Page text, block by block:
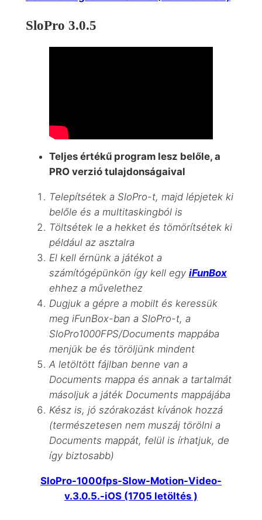
SloPro 3.0.5
Teljes értékű program lesz belőle, a
PRO verzió tulajdonságaival
Telepítsétek a SloPro-t, majd lépjetek ki
belőle és a multitaskingból is
Töltsétek le a hekket és tömörítsétek ki
például az asztalra
El kell érnünk a játékot a
számítógépünkön így kell egy iFunBox
ehhez a művelethez
Dugjuk a gépre a mobilt és keressük
meg iFunBox-ban a SloPro-t, a
SloPro1000FPS/Documents mappába
menjük be és töröljünk mindent
A letöltött fájlban benne van a
Documents mappa és annak a tartalmát
másoljuk a játék Documents mappájába
Kész is, jó szórakozást kívánok hozzá
(természetesen nem muszáj törölni a
Documents mappát, felül is írhatjuk, de
így biztosabb)
SloPro-1000fps-Slow-Motion-Video-
v.3.0.5.-iOS (1705 letöltés )